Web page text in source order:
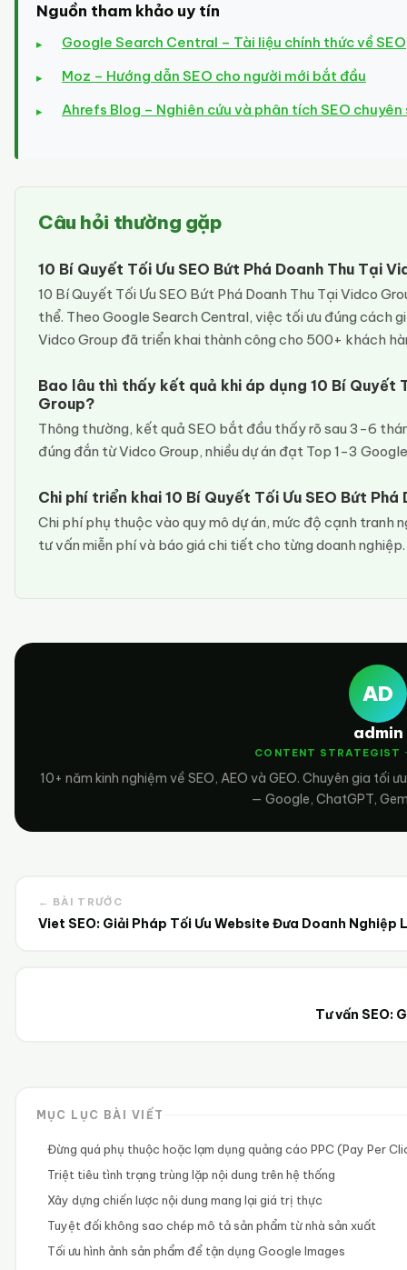
Nguồn tham khảo uy tín
Google Search Central – Tài liệu chính thức về SEO
Moz – Hướng dẫn SEO cho người mới bắt đầu
Ahrefs Blog – Nghiên cứu và phân tích SEO chuyên
Câu hỏi thường gặp
10 Bí Quyết Tối Ưu SEO Bứt Phá Doanh Thu Tại
10 Bí Quyết Tối Ưu SEO Bứt Phá Doanh Thu Tại Vidco
thể. Theo Google Search Central, việc tối ưu đúng cách
Vidco Group đã triển khai thành công cho 500+ khách
Bao lâu thì thấy kết quả khi áp dụng 10 Bí Quyết
Group?
Thông thường, kết quả SEO bắt đầu thấy rõ sau 3-6
đúng đắn từ Vidco Group, nhiều dự án đạt Top 1-3
Chi phí triển khai 10 Bí Quyết Tối Ưu SEO Bứt
Chi phí phụ thuộc vào quy mô dự án, mức độ cạnh tranh
tư vấn miễn phí và báo giá chi tiết cho từng doanh
AD
admin
CONTENT STRATEGIST
10+ năm kinh nghiệm về SEO, AEO và GEO. Chuyên gia
— Google, ChatGPT,
← BÀI TRƯỚC
Viet SEO: Giải Pháp Tối Ưu Website Đưa Doanh Nghiệp
Tư vấn SEO:
MỤC LỤC BÀI VIẾT
Đừng quá phụ thuộc hoặc lạm dụng quảng cáo PPC (Pay Per
Triệt tiêu tình trạng trùng lặp nội dung trên hệ thống
Xây dựng chiến lược nội dung mang lại giá trị thực
Tuyệt đối không sao chép mô tả sản phẩm từ nhà sản xuất
Tối ưu hình ảnh sản phẩm để tận dụng Google Images